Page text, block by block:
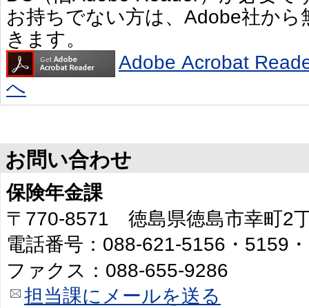
お持ちでない方は、Adobe社か
きます。
Adobe Acrobat
へ
お問い合わせ
保険年金課
〒770-8571 徳島県徳島市幸町2
電話番号：088-621-5156・5159
ファクス：088-655-9286
担当課にメールを送る